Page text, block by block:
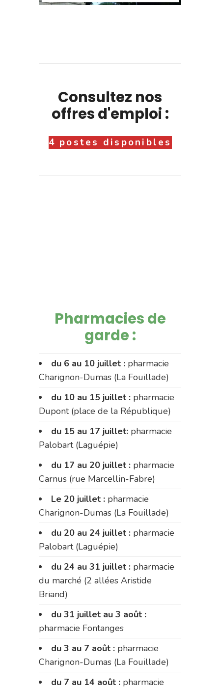
Consultez nos
offres d'emploi :
4 postes disponibles
Pharmacies de
garde :
du 6 au 10 juillet : pharmacie
Charignon-Dumas (La Fouillade)
du 10 au 15 juillet : pharmacie
Dupont (place de la République)
du 15 au 17 juillet: pharmacie
Palobart (Laguépie)
du 17 au 20 juillet : pharmacie
Carnus (rue Marcellin-Fabre)
Le 20 juillet : pharmacie
Charignon-Dumas (La Fouillade)
du 20 au 24 juillet : pharmacie
Palobart (Laguépie)
du 24 au 31 juillet : pharmacie
du marché (2 allées Aristide
Briand)
du 31 juillet au 3 août :
pharmacie Fontanges
du 3 au 7 août : pharmacie
Charignon-Dumas (La Fouillade)
du 7 au 14 août : pharmacie